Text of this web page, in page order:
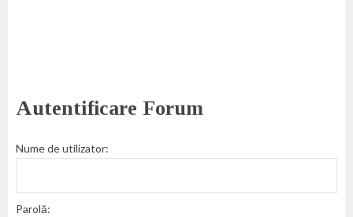
Autentificare Forum
Nume de utilizator:
Parolă: